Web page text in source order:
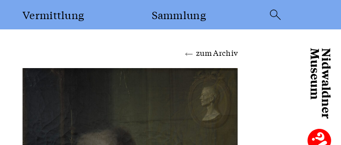
Vermittlung
Geschichts­lehrmittel
Sammlung
Objekte aus der
Sammlung
Sammlung
Frey-Näpflin
Suche
Nidwaldner
Museum
zum Archiv